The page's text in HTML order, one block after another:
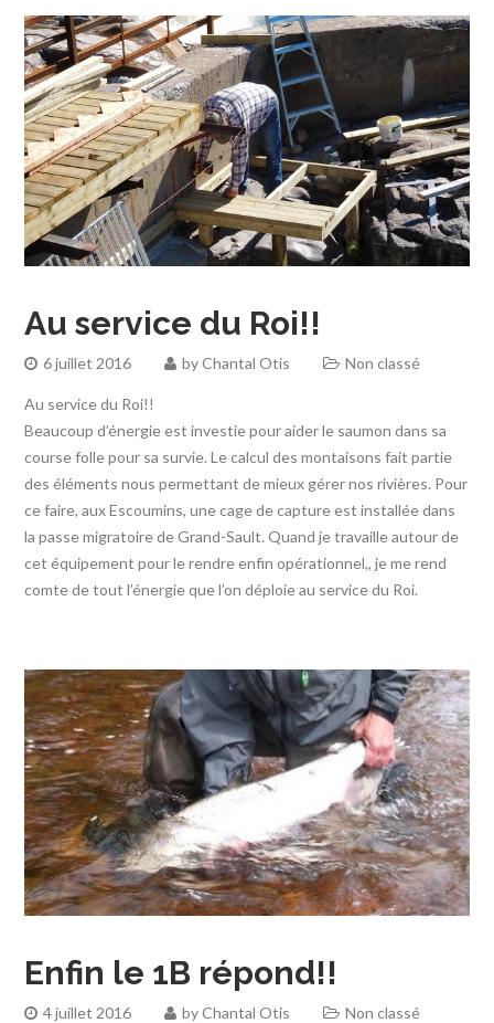
Au service du Roi!!
6 juillet 2016 byChantal Otis Non classé
Au service du Roi!!
Beaucoup d’énergie est investie pour aider le saumon dans sa
course folle pour sa survie. Le calcul des montaisons fait partie
des éléments nous permettant de mieux gérer nos rivières. Pour
ce faire, aux Escoumins, une cage de capture est installée dans
la passe migratoire de Grand-Sault. Quand je travaille autour de
cet équipement pour le rendre enfin opérationnel,, je me rend
comte de tout l’énergie que l’on déploie au service du Roi.
Enfin le 1B répond!!
4 juillet 2016 byChantal Otis Non classé